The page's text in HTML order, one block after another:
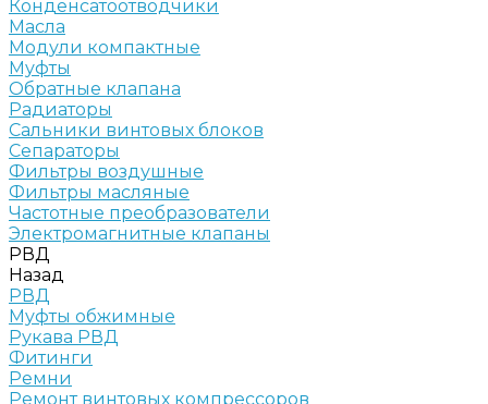
Конденсатоотводчики
Масла
Модули компактные
Муфты
Обратные клапана
Радиаторы
Сальники винтовых блоков
Сепараторы
Фильтры воздушные
Фильтры масляные
Частотные преобразователи
Электромагнитные клапаны
РВД
Назад
РВД
Муфты обжимные
Рукава РВД
Фитинги
Ремни
Ремонт винтовых компрессоров